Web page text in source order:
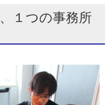
１つの事務所